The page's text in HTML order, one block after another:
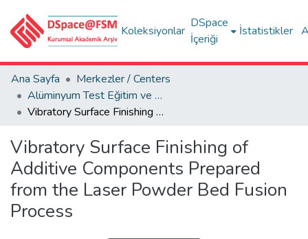
Koleksiyonlar
DSpace
İçeriği
İstatistikler
Ana Sayfa
Merkezler / Centers
Alüminyum Test Eğitim ve Araştırma Merkezi (ALUTEAM)
Vibratory Surface Finishing of Additive Components Prepared from the Laser Powder Bed Fusion Process
Vibratory Surface Finishing of
Additive Components Prepared
from the Laser Powder Bed Fusion
Process